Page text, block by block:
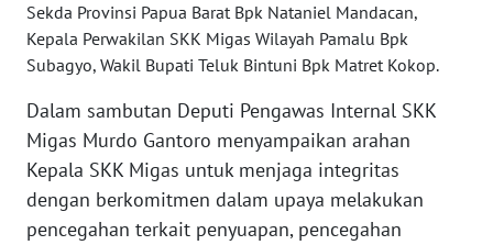
Sekda Provinsi Papua Barat Bpk Nataniel Mandacan,
Kepala Perwakilan SKK Migas Wilayah Pamalu Bpk
Subagyo, Wakil Bupati Teluk Bintuni Bpk Matret Kokop.
Dalam sambutan Deputi Pengawas Internal SKK
Migas Murdo Gantoro menyampaikan arahan
Kepala SKK Migas untuk menjaga integritas
dengan berkomitmen dalam upaya melakukan
pencegahan terkait penyuapan, pencegahan
WN
JATENG
WN
NUSANTARA
WN
JOGJA